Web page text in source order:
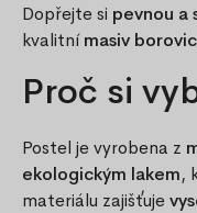
Dopřejte si pevnou a
kvalitnímasiv
Proč si
Postel je vyrobena z
ekologickým lakem,
materiálu zajišťuje